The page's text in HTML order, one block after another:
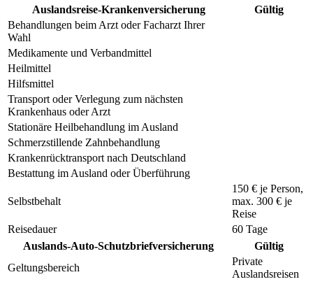
Auslandsreise-Krankenversicherung
Gültig
Behandlungen beim Arzt oder Facharzt Ihrer
Wahl
Medikamente und Verbandmittel
Heilmittel
Hilfsmittel
Transport oder Verlegung zum nächsten
Krankenhaus oder Arzt
Stationäre Heilbehandlung im Ausland
Schmerzstillende Zahnbehandlung
Krankenrücktransport nach Deutschland
Bestattung im Ausland oder Überführung
Selbstbehalt
150 € je Person,
max. 300 € je
Reise
Reisedauer
60 Tage
Auslands-Auto-Schutzbriefversicherung
Gültig
Geltungsbereich
Private
Auslandsreisen